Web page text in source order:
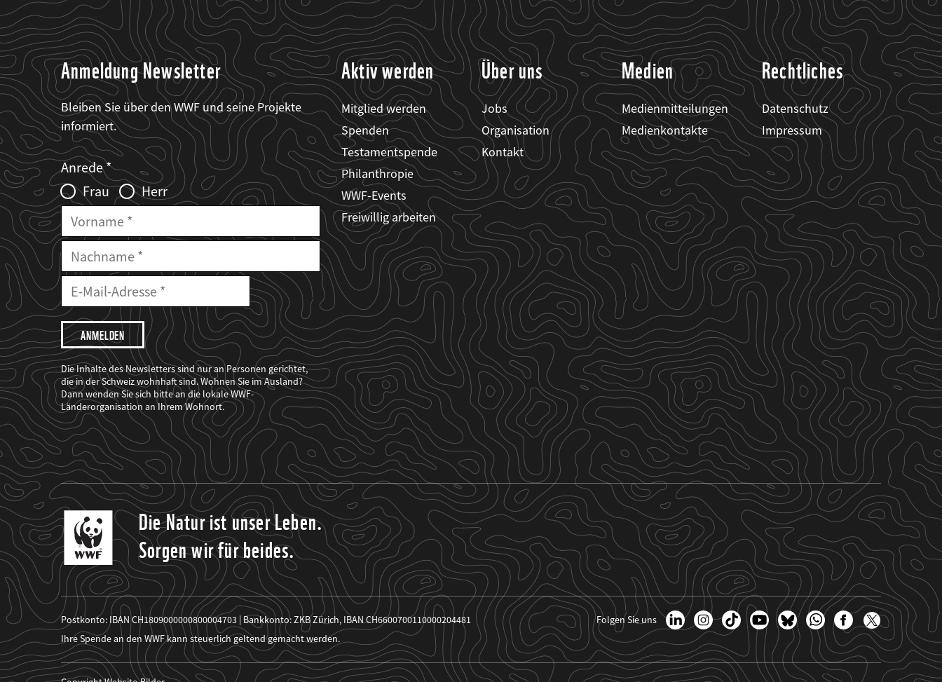
Anmeldung Newsletter
Bleiben Sie über den WWF und seine Projekte
informiert.
Web2Case
Infofelder
Fieldset
anrede_name
Anrede
Frau
Herr
Vorname
Nachname
E-
Mailadresse
Mail
Adresse
Ich
möchte,
dass
der
WWF
mich
über
seine
Projekte
informiert.
Die Inhalte des Newsletters sind nur an Personen gerichtet,
die in der Schweiz wohnhaft sind. Wohnen Sie im Ausland?
Dann wenden Sie sich bitte an die lokale WWF-
Länderorganisation an Ihrem Wohnort.
Aktiv werden
Mitglied werden
Spenden
Testamentspende
Philanthropie
WWF-Events
Freiwillig arbeiten
Über uns
Jobs
Organisation
Kontakt
Medien
Medienmitteilungen
Medienkontakte
Rechtliches
Datenschutz
Impressum
Die Natur ist unser Leben.
Sorgen wir für beides.
Postkonto: IBAN CH1809000000800004703 | Bankkonto: ZKB Zürich, IBAN CH6600700110000204481
Ihre Spende an den WWF kann steuerlich geltend gemacht werden.
Folgen Sie uns